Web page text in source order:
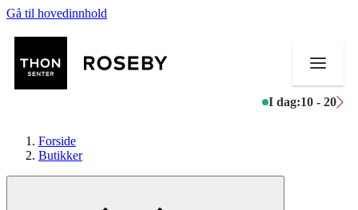
Gå til hovedinnhold
I dag:10 - 20
Forside
Butikker